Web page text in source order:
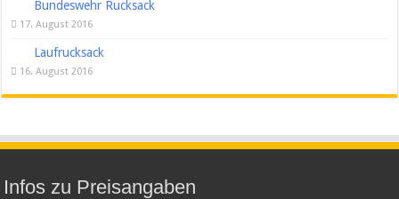
Bundeswehr Rucksack
17. August 2016
Laufrucksack
16. August 2016
Infos zu Preisangaben